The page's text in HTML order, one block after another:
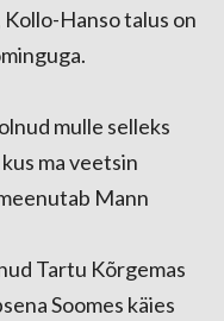
Hanso talus on
mulle selleks
ma veetsin
Mann
Tartu Kõrgemas
Soomes käies